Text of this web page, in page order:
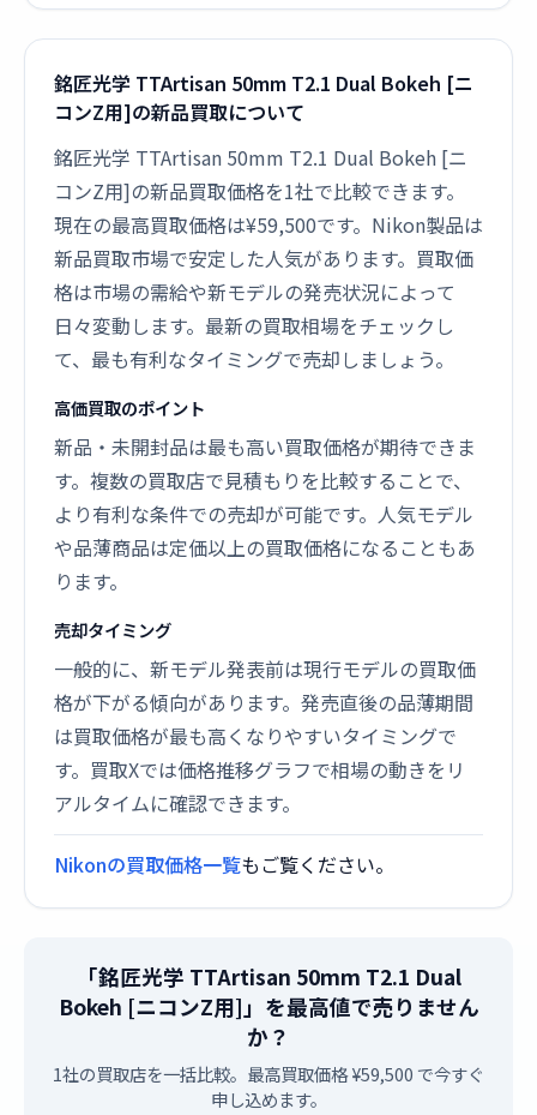
銘匠光学 TTArtisan 50mm T2.1 Dual Bokeh [ニ
コンZ用]の新品買取について
銘匠光学 TTArtisan 50mm T2.1 Dual Bokeh [ニ
コンZ用]の新品買取価格を1社で比較できます。
現在の最高買取価格は¥59,500です。Nikon製品は
新品買取市場で安定した人気があります。買取価
格は市場の需給や新モデルの発売状況によって
日々変動します。最新の買取相場をチェックし
て、最も有利なタイミングで売却しましょう。
高価買取のポイント
新品・未開封品は最も高い買取価格が期待できま
す。複数の買取店で見積もりを比較することで、
より有利な条件での売却が可能です。人気モデル
や品薄商品は定価以上の買取価格になることもあ
ります。
売却タイミング
一般的に、新モデル発表前は現行モデルの買取価
格が下がる傾向があります。発売直後の品薄期間
は買取価格が最も高くなりやすいタイミングで
す。買取Xでは価格推移グラフで相場の動きをリ
アルタイムに確認できます。
Nikonの買取価格一覧もご覧ください。
「銘匠光学 TTArtisan 50mm T2.1 Dual
Bokeh [ニコンZ用]」を最高値で売りません
か？
1社の買取店を一括比較。最高買取価格 ¥59,500 で今すぐ
申し込めます。